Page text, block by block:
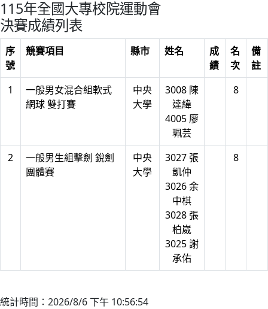
115年全國大專校院運動會
決賽成績列表
序
號
競賽項目 縣市 姓名
成
績
名
次
備
註
1
一般男女混合組軟式
網球 雙打賽
中央
大學
3008 陳
達緯
4005 廖
珮芸
8
2
一般男生組擊劍 銳劍
團體賽
中央
大學
3027 張
凱仲
3026 余
中棋
3028 張
柏崴
3025 謝
承佑
8
統計時間：2026/8/6 下午 10:56:54